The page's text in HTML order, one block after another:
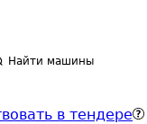
Найти машины
в тендере